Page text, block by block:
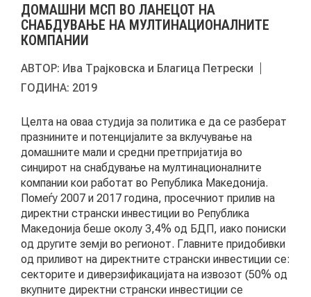
АРХИВА
ИНИЦИЈАТИВИ
ПОДНЕСИ ИНИЦИЈАТИВА
ПОДДРЖИ ИНИЦИЈАТИВА
МУЛТИМЕДИЈА
ГАЛЕРИЈА
ВИДЕО
ДОМАШНИ МСП ВО ЛАНЕЦОТ НА
СНАБДУВАЊЕ НА МУЛТИНАЦИОНАЛНИТЕ
КОМПАНИИ
АВТОР: Ива Трајковска и Благица Петрески
ГОДИНА: 2019
Целта на оваа студија за политика е да се разберат
празнините и потенцијалите зa вклучување на
домашните мали и средни претпријатија во
синџирот на снабдување на мултинационалните
компании кои работат во Република Македонија.
Помеѓу 2007 и 2017 година, просечниот прилив на
директни странски инвестиции во Република
Македонија беше околу 3,4% од БДП, иако пониски
од другите земји во регионот. Главните придобивки
од приливот на директните странски инвестиции се:
секторите и диверзификацијата на извозот (50% од
вкупните директни странски инвестиции се